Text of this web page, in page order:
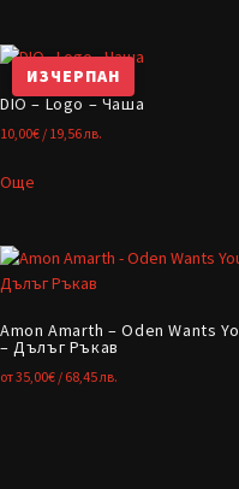
ИЗЧЕРПАН
DIO – Logo – Чаша
10,00€ / 19,56 лв.
Още
Amon Amarth – Oden Wants
– Дълъг Ръкав
от35,00€ / 68,45 лв.